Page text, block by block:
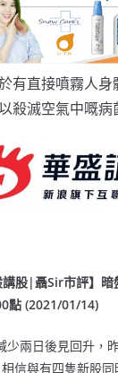
有直接噴霧人
殺滅空氣中嘅病
講股|聶Sir市評】
點 (2021/01/14)
少兩日後見回升，
信與有四隻新股